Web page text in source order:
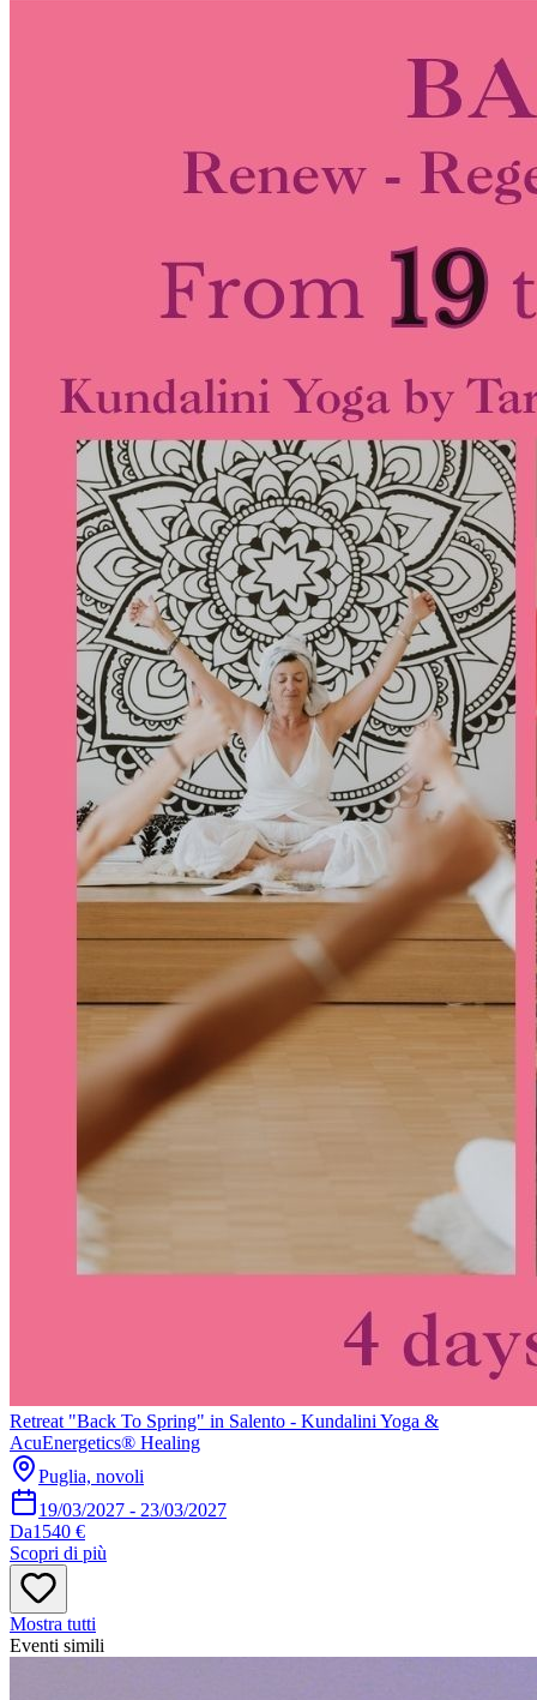
Retreat "Back To Spring" in Salento - Kundalini Yoga &
AcuEnergetics® Healing
Puglia, novoli
19/03/2027 - 23/03/2027
Da1540 €
Scopri di più
Mostra tutti
Eventi simili